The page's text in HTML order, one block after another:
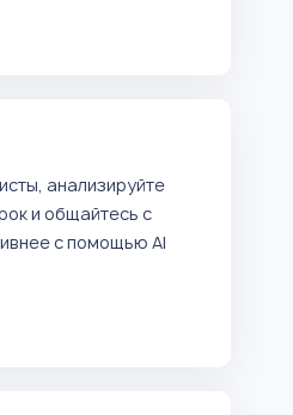
анализируйте
и общайтесь с
с помощью AI